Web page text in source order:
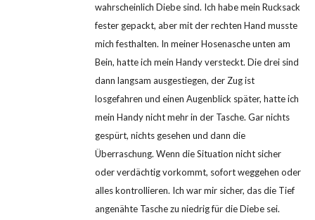
wahrscheinlich Diebe sind. Ich habe mein Rucksack
fester gepackt, aber mit der rechten Hand musste
mich festhalten. In meiner Hosenasche unten am
Bein, hatte ich mein Handy versteckt. Die drei sind
dann langsam ausgestiegen, der Zug ist
losgefahren und einen Augenblick später, hatte ich
mein Handy nicht mehr in der Tasche. Gar nichts
gespürt, nichts gesehen und dann die
Überraschung. Wenn die Situation nicht sicher
oder verdächtig vorkommt, sofort weggehen oder
alles kontrollieren. Ich war mir sicher, das die Tief
angenähte Tasche zu niedrig für die Diebe sei.